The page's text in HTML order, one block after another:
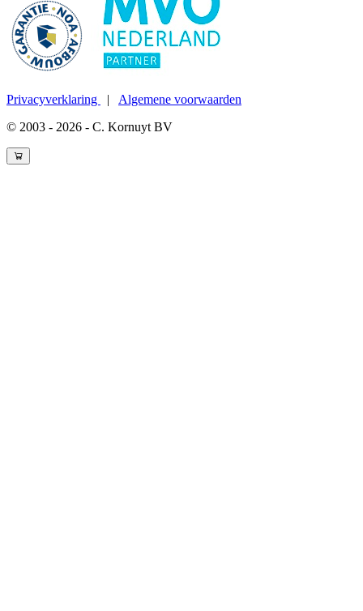
Privacyverklaring | Algemene voorwaarden
© 2003 - 2026 - C. Kornuyt BV